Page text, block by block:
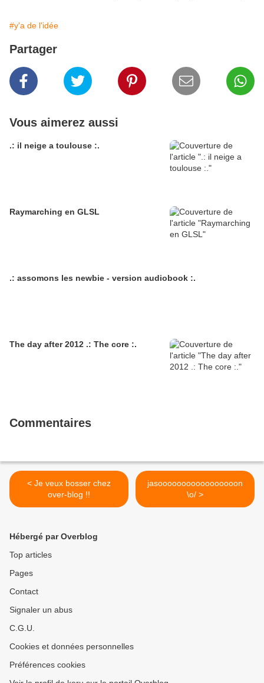
#y'a de l'idée
Partager
Vous aimerez aussi
.: il neige a toulouse :.
Raymarching en GLSL
.: assomons les newbie - version audiobook :.
The day after 2012 .: The core :.
Commentaires
< Je veux bosser chez
over-blog !!
jasooooooooooooooooon
\o/ >
Hébergé par Overblog
Top articles
Pages
Contact
Signaler un abus
C.G.U.
Cookies et données personnelles
Préférences cookies